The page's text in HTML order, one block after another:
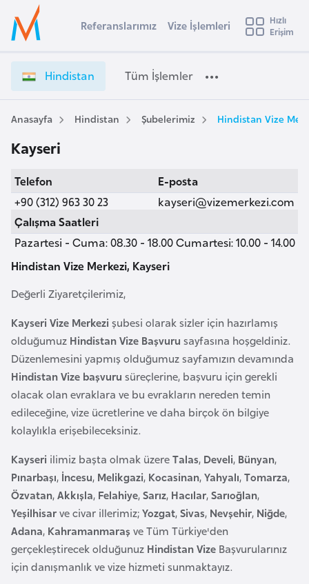
Ülke Seçimi
Başvuru yapmak istediğiniz ülkeyi seçin
Üye
Girişi
i
d
i
i
e
ş
e
e
r
i
e
t
Referanslarımız Vize İşlemleri
Hızlı
Erişim
Hindistan Tüm İşlemler
Anasayfa Hindistan Şubelerimiz Hindistan Vize
Kayseri
Telefon
+90 (312) 963 30 23
E-posta
kayseri@vizemerkezi.com
Çalışma Saatleri
Pazartesi - Cuma: 08.30 - 18.00 Cumartesi: 10.00 - 14.00
Hindistan Vize Merkezi, Kayseri
Değerli Ziyaretçilerimiz,
Kayseri Vize Merkezi şubesi olarak sizler için hazırlamış
olduğumuz Hindistan Vize Başvuru sayfasına hoşgeldiniz.
Düzenlemesini yapmış olduğumuz sayfamızın devamında
Hindistan Vize başvuru süreçlerine, başvuru için gerekli
olacak olan evraklara ve bu evrakların nereden temin
edileceğine, vize ücretlerine ve daha birçok ön bilgiye
kolaylıkla erişebileceksiniz.
Kayseri ilimiz başta olmak üzereTalas, Develi, Bünyan,
Pınarbaşı, İncesu, Melikgazi, Kocasinan,Yahyalı,Tomarza,
Özvatan,Akkışla, Felahiye,Sarız, Hacılar,Sarıoğlan,
Yeşilhisarve civar illerimiz;Yozgat,Sivas, Nevşehir, Niğde,
Adana, Kahramanmaraş ve Tüm Türkiye'den
gerçekleştirecek olduğunuz Hindistan Vize Başvurularınız
için danışmanlık ve vize hizmeti sunmaktayız.
s
t
r
a
v
u
s
t
u
y
A
z
e
r
b
y
c
a
n
B
a